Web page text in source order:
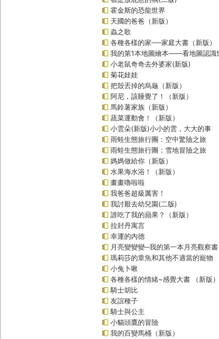
霍金斯的恐龍世界
天國的爸爸（新版）
蟲之歌
各種各樣的家──家庭大書（新版）
我的第1本地圖繪本――看地圖認識
小老鼠奇奇去外婆家(新版)
菊花娃娃
把殼丟掉的烏龜（新版）
阿尼，該睡覺了！（新版）
馬鈴薯家族（新版）
蔬菜運動會！（新版）
小雲朵(新版)小小的雲，大大的事
雨蛙生態旅行團：空中驚險之旅
雨蛙生態旅行團：雪地冒險之旅
媽媽做給你（新版）
水果海水浴！（新版）
畫畫嚕啦啦
我爸爸超級厲害！
我討厭去幼兒園(二版)
誰吃了我的蘋果？（新版）
拉封丹寓言
幸運的內德
月亮變變變─我的第一本月亮觀察書
瑪莉莎的章魚和其他不適當的寵物
小兔卜啾
各種各樣的情緒~感覺大書 （新版）
騎士胡比
友誼種子
騎士與公主
小貓頭鷹的冒險
我的百變馬桶（新版）